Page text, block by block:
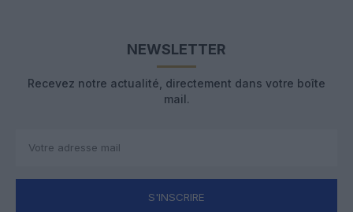
NEWSLETTER
Recevez notre actualité, directement dans votre boîte
mail.
S'INSCRIRE